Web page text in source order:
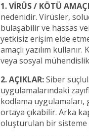
1. VİRÜS / KÖTÜ
nedenidir. Virüsler,
bulaşabilir ve hassas
yetkisiz erişim elde
amaçlı yazılım
veya sosyal
2. AÇIKLAR:Siber
uygulamalarındaki
kodlama
ortaya çıkabilir. Arka
oluşturulan bir sisteme